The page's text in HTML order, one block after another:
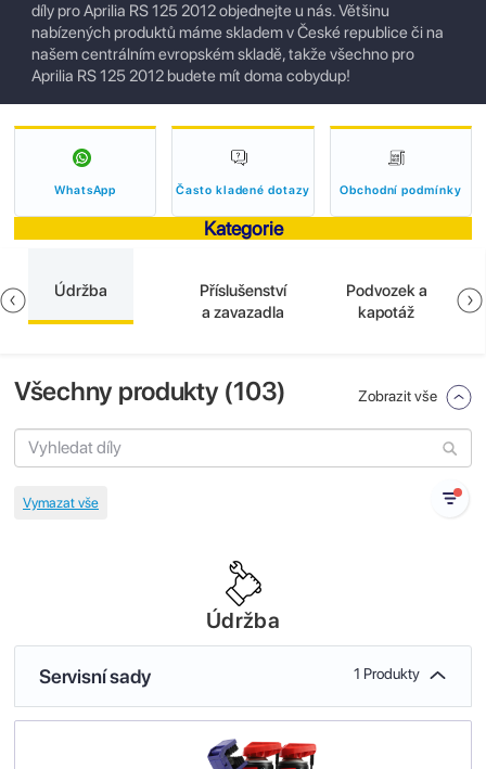
díly pro Aprilia RS 125 2012 objednejte u nás. Většinu
nabízených produktů máme skladem v České republice či na
našem centrálním evropském skladě, takže všechno pro
Aprilia RS 125 2012 budete mít doma cobydup!
WhatsApp Často kladené dotazy Obchodní podmínky
Kategorie
Údržba
Příslušenství
a zavazadla
Podvozek a
kapotáž
Všechny produkty (103) Zobrazit vše
Údržba
Servisní sady 1 Produkty